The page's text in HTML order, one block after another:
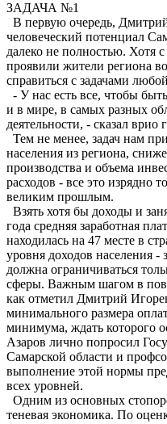
ЗАДАЧА №1
В первую очередь,
человеческий потенциал
далеко не полностью. Хотя
проявили жители региона
справиться с задачами
- У нас есть все, чтобы
и в мире, в самых разных
деятельности, - сказал врио
Тем не менее, задач нам
населения из регио­на,
производства и объема
расходов - все это изрядно
великим прошлым.
Взять хотя бы доходы и
года средняя заработная
находилась на 47 месте в
уровня доходов населения -
должна ограничиваться
сферы. Важным шагом в
как отметил Дмитрий
минимального размера
минимума, ждать которого
Азаров лично попросил
Самарской области и
выполнение этой нормы
всех уровней.
Одним из основных
теневая экономика. По